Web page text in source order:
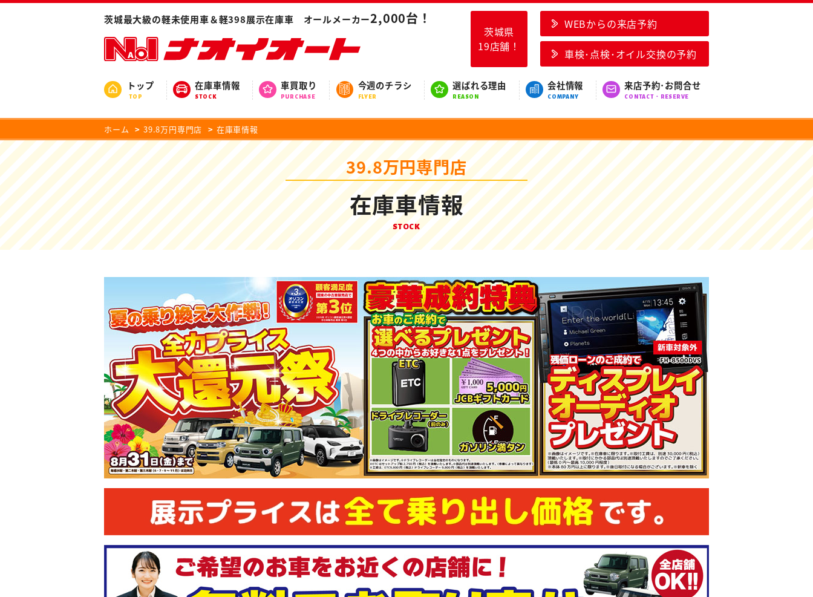
茨城最大級の軽未使用車＆軽398展示在庫車 オールメーカー2,000台！
茨城県
19店舗！
WEBからの来店予約
車検･点検･オイル交換の予約
トップ
TOP
在庫車情報
STOCK
車買取り
PURCHASE
今週のチラシ
FLYER
選ばれる理由
REASON
会社情報
COMPANY
来店予約･お問合せ
CONTACT・RESERVE
ホーム 39.8万円専門店 在庫車情報
39.8万円専門店
在庫車情報
STOCK